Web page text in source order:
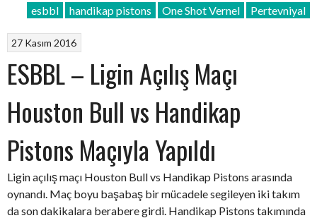
esbbl handikap pistons One Shot Vernel Pertevniyal
27 Kasım 2016
ESBBL – Ligin Açılış Maçı
Houston Bull vs Handikap
Pistons Maçıyla Yapıldı
Ligin açılış maçı Houston Bull vs Handikap Pistons arasında
oynandı. Maç boyu başabaş bir mücadele segileyen iki takım
da son dakikalara berabere girdi. Handikap Pistons takımında